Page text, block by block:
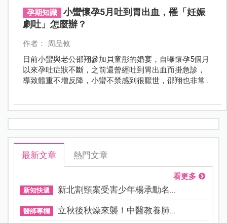
孕期知識
小蠻懷孕5月吐到胃出血，罹「妊娠
劇吐」怎麼辦？
作者： 周品攸
日前小蠻與老公邵翔參加貝童彤的婚宴，自曝懷孕5個月
以來孕吐症狀不斷，之前還曾經吐到胃出血而掛急診，
導致體重不增反降，小蠻不禁感到很厭世，邵翔也非常
最新文章 熱門文章
看更多
新知快遞 新北割頸案受害少年楊承勳名...
醫師專欄 立秋後秋燥來襲！中醫教養肺...